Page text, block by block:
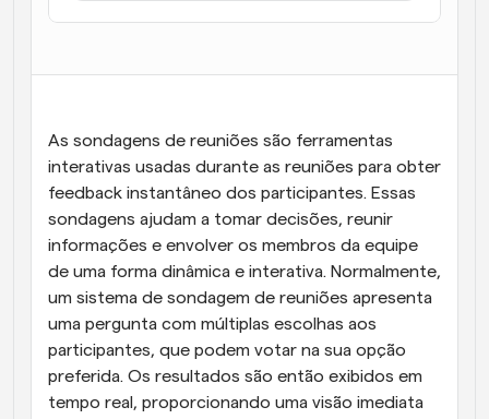
Agendamento potenciado com chamadas
atualizações
Reuniões Instantâneas
Reunião com clientes em minutos
Links de Grupo Dinâmico
Agende reuniões de forma fluida com várias pessoas
Webhooks
Receba notificações quando algo acontecer
As sondagens de reuniões são ferramentas
interativas usadas durante as reuniões para obter
feedback instantâneo dos participantes. Essas
sondagens ajudam a tomar decisões, reunir
informações e envolver os membros da equipe
de uma forma dinâmica e interativa. Normalmente,
um sistema de sondagem de reuniões apresenta
uma pergunta com múltiplas escolhas aos
participantes, que podem votar na sua opção
preferida. Os resultados são então exibidos em
tempo real, proporcionando uma visão imediata